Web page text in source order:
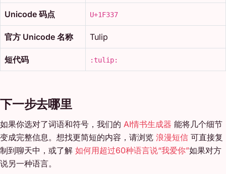
Unicode 码点 U+1F337
官方 Unicode 名称 Tulip
短代码 :tulip:
下一步去哪里
如果你选对了词语和符号，我们的 AI情书生成器 能将几个细节
变成完整信息。想找更简短的内容，请浏览 浪漫短信 可直接复
制到聊天中，或了解 如何用超过60种语言说“我爱你”如果对方
说另一种语言。